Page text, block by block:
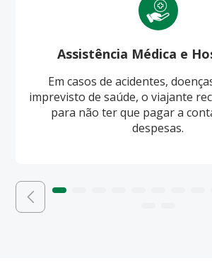
Assistência Médica e
Em casos de acidentes,
imprevisto de saúde, o viajante
para não ter que pagar a
despesas.